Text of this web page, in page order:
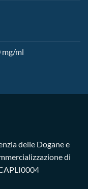
mg/ml
delle Dogane e
di